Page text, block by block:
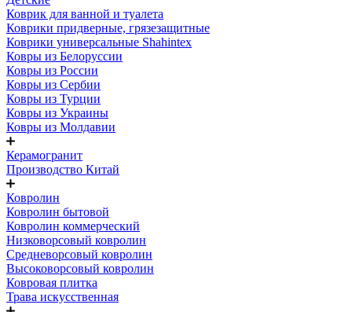
Коврик для ванной и туалета
Коврики придверные, грязезащитные
Коврики универсальные Shahintex
Ковры из Белоруссии
Ковры из России
Ковры из Сербии
Ковры из Турции
Ковры из Украины
Ковры из Молдавии
Керамогранит
Производство Китай
Ковролин
Ковролин бытовой
Ковролин коммерческий
Низковорсовый ковролин
Средневорсовый ковролин
Высоковорсовый ковролин
Ковровая плитка
Трава искусственная